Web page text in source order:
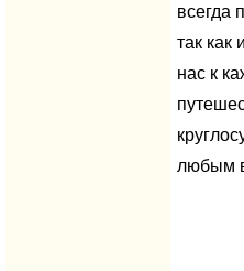
всегда
так как
нас к
любым